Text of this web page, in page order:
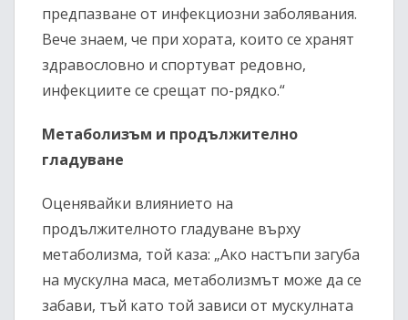
предпазване от инфекциозни заболявания.
Вече знаем, че при хората, които се хранят
здравословно и спортуват редовно,
инфекциите се срещат по-рядко.“
Метаболизъм и продължително
гладуване
Оценявайки влиянието на
продължителното гладуване върху
метаболизма, той каза: „Ако настъпи загуба
на мускулна маса, метаболизмът може да се
забави, тъй като той зависи от мускулната